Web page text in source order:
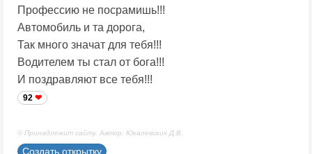
Профессию не посрамишь!!!
Автомобиль и та дорога,
Так много значат для тебя!!!
Водителем ты стал от бога!!!
И поздравляют все тебя!!!
92
© Принадлежит сайту. Автор: Юкалевских Д.В.
Создать открытку